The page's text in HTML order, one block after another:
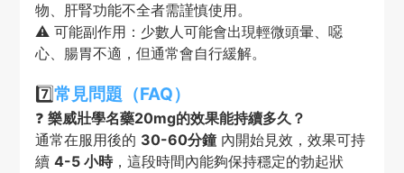
物、肝腎功能不全者需謹慎使用。
⚠️ 可能副作用：少數人可能會出現輕微頭暈、噁
心、腸胃不適，但通常會自行緩解。
7️⃣常見問題（FAQ）
❓ 樂威壯學名藥20mg的效果能持續多久？
通常在服用後的 30-60分鐘內開始見效，效果可持
續 4-5 小時，這段時間內能夠保持穩定的勃起狀